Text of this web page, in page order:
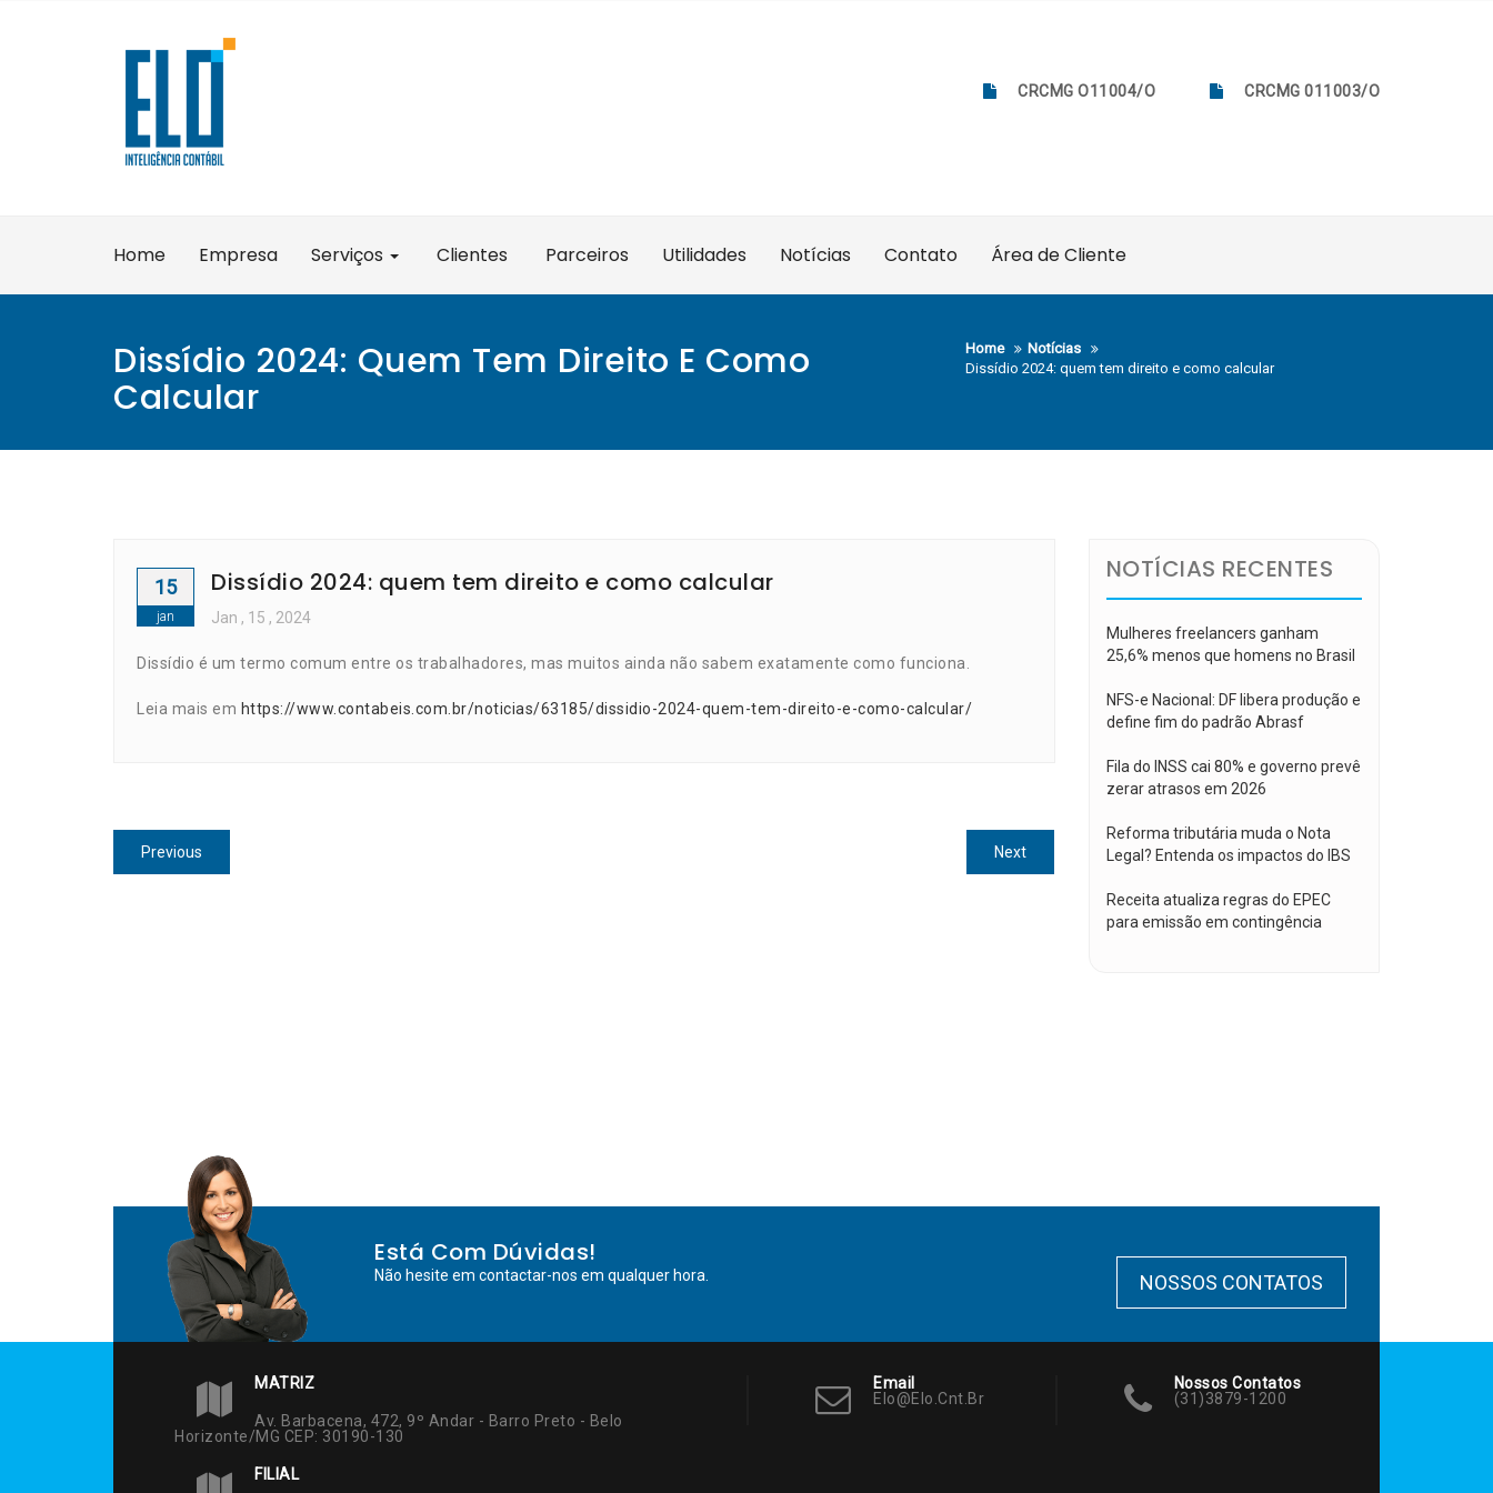
CRCMG O11004/O CRCMG 011003/O
Home Empresa Serviços Clientes Parceiros Utilidades Notícias Contato Área de Cliente
Dissídio 2024: Quem Tem Direito E Como
Calcular
Home
Notícias
Dissídio 2024: quem tem direito e como calcular
15
jan
Dissídio 2024: quem tem direito e como calcular
Jan , 15 , 2024
Dissídio é um termo comum entre os trabalhadores, mas muitos ainda não sabem exatamente como funciona.
Leia mais em https://www.contabeis.com.br/noticias/63185/dissidio-2024-quem-tem-direito-e-como-calcular/
Navegação
de
Previous
post:
NextNext
post:
NOTÍCIAS RECENTES
Mulheres freelancers ganham
25,6% menos que homens no Brasil
NFS-e Nacional: DF libera produção e
define fim do padrão Abrasf
Fila do INSS cai 80% e governo prevê
zerar atrasos em 2026
Reforma tributária muda o Nota
Legal? Entenda os impactos do IBS
Receita atualiza regras do EPEC
para emissão em contingência
Está Com Dúvidas!
Não hesite em contactar-nos em qualquer hora. NOSSOS CONTATOS
MATRIZ
Av. Barbacena, 472, 9º Andar - Barro Preto - Belo
Horizonte/MG CEP: 30190-130
FILIAL
Email
Elo@elo.cnt.br
Nossos Contatos
(31)3879-1200